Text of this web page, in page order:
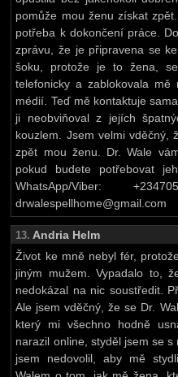
pomůže mou ženu získat
potřeba k dokončení práce.
zprávu, že je připravena se
šoku, protože je to žena,
telefonicky a zablokovala mě
médií. Teď mě kontaktuje
ji neobviňoval z jejích
kouzlem. Jsem velmi vděčný,
zpět mou ženu. Dr. Wale
pokud budete potřebovat
WhatsApp/Viber:
drwalespellhome@gmail.com
13. Andria Helm
Život ke mně nebyl fér,
jiným mužem. Vypadalo to,
nedokázal na nic soustředit.
Ale jsem vděčný, že se Dr.
který mi všechno hodně
narazil online, styděl jsem se
jsem nedovolil, aby mě